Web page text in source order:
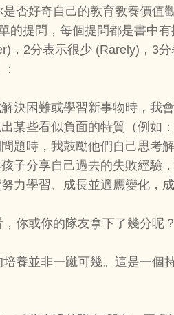
否好奇自己的教育教養價值
的提問，每個提問都是書中
，2分表示很少 (Rarely)，3
決困難或學習新事物時，我
某些看似負面的特質（例如
題時，我鼓勵他們自己思考
子分享自己過去的失敗經驗
力學習、成長並適應變化，
你或你的隊友拿下了幾分呢？
養並非一蹴可幾。這是一個